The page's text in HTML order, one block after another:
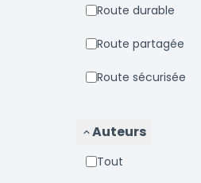
Route durable
Route partagée
Route sécurisée
Auteurs
Tout